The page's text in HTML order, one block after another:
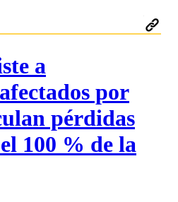
a
por
pérdidas
100 % de la